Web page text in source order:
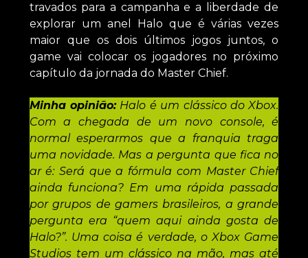
travados para a campanha e a liberdade de
explorar um anel Halo que é várias vezes
maior que os dois últimos jogos juntos, o
game vai colocar os jogadores no próximo
capítulo da jornada do Master Chief.
Minha opinião:Halo é um clássico do Xbox.
Com a chegada de um novo console, é
normal esperarmos que a franquia traga
uma novidade. Mas a pergunta que fica no
ar é: Será que a fórmula com Master Chief
ainda funciona? Em uma rápida passada
por grupos de gamers brasileiros, a grande
pergunta era “quem aqui ainda gosta de
Halo?”. Uma coisa é verdade, o Xbox Game
Studios tem um clássico na mão, mas até